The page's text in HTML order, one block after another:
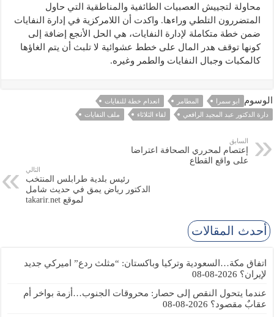
محاولة لتجييش العصبيات الطائفية والمناطقية التي حاول
المتضررون التلطي وراءها. واكدت أن اللامركزية في إدارة النفايات
ضمن خطة متكاملة لإدارة النفايات، هي الحل الأنجع إضافة إلى
كونها توقف هدر المال على خطط عشوائية لا تلبث أن يتم الغاؤها
كالمكبات وجبال النفايات والطمر وغيره.
الوسوم ابو سمرا المطامر
انعدام خطة للنفايات
دارة الدكتور عبد المجيد الرافعي
لقاء الثلاثاء ملف النفايات
السابق
إعتصام لمحرري الصحافة اعتراضا
على واقع القطاع
التالي
رئيس بلدية طرابلس المنتخب
الدكتور رياض يمق في حديث شامل
لموقع takarir.net
أحدث المقالات
اتفاق مكة…السعودية وتركيا وباكستان: “مثلث ردع” اميركي جديد
لإيران؟ 2026-08-08
عندما يتحول النقص إلى حصار: محروقات الجنوب…أزمة بواخر أم
عقابٌ مقصود؟ 2026-08-08